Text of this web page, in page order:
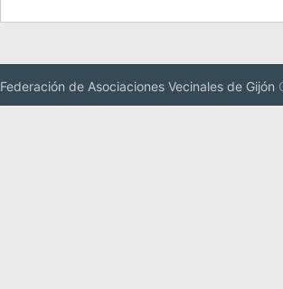
Federación de Asociaciones Vecinales de Gijón